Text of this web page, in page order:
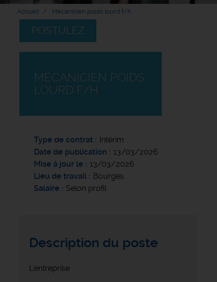
Accueil Mécanicien poids lourd f/h
POSTULEZ
MÉCANICIEN POIDS
LOURD F/H
Type de contrat
Intérim
Date de publication
13/03/2026
Mise à jour le
13/03/2026
Lieu de travail
Bourges
Salaire
Selon profil
Description du poste
L'entreprise